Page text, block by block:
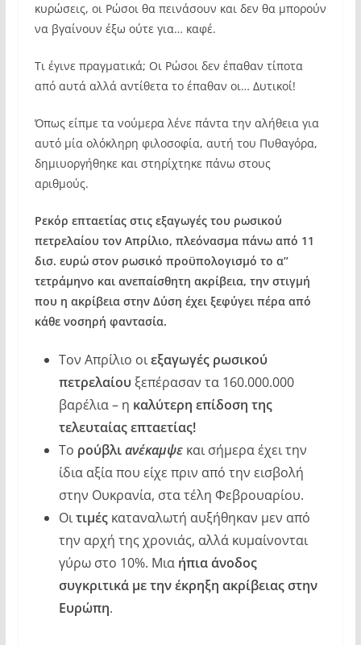
κυρώσεις, οι Ρώσοι θα πεινάσουν και δεν θα μπορούν
να βγαίνουν έξω ούτε για… καφέ.
Τι έγινε πραγματικά; Οι Ρώσοι δεν έπαθαν τίποτα
από αυτά αλλά αντίθετα το έπαθαν οι… Δυτικοί!
Όπως είπμε τα νούμερα λένε πάντα την αλήθεια για
αυτό μία ολόκληρη φιλοσοφία, αυτή του Πυθαγόρα,
δημιυοργήθηκε και στηρίχτηκε πάνω στους
αριθμούς.
Ρεκόρ επταετίας στις εξαγωγές του ρωσικού
πετρελαίου τον Απρίλιο, πλεόνασμα πάνω από 11
δισ. ευρώ στον ρωσικό προϋπολογισμό το α’’
τετράμηνο και ανεπαίσθητη ακρίβεια, την στιγμή
που η ακρίβεια στην Δύση έχει ξεφύγει πέρα από
κάθε νοσηρή φαντασία.
Τον Απρίλιο οιεξαγωγές ρωσικού
πετρελαίουξεπέρασαν τα 160.000.000
βαρέλια – η καλύτερη επίδοση της
τελευταίας επταετίας!
Το ρούβλιανέκαμψεκαι σήμερα έχει την
ίδια αξία που είχε πριν από την εισβολή
στην Ουκρανία, στα τέλη Φεβρουαρίου.
Οιτιμέςκαταναλωτή αυξήθηκαν μεν από
την αρχή της χρονιάς, αλλά κυμαίνονται
γύρω στο 10%. Μια ήπια άνοδος
συγκριτικά με την έκρηξη ακρίβειας στην
Ευρώπη.